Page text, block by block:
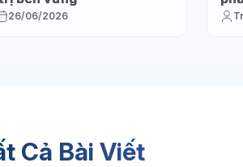
26/06/2026
Cả Bài Viết